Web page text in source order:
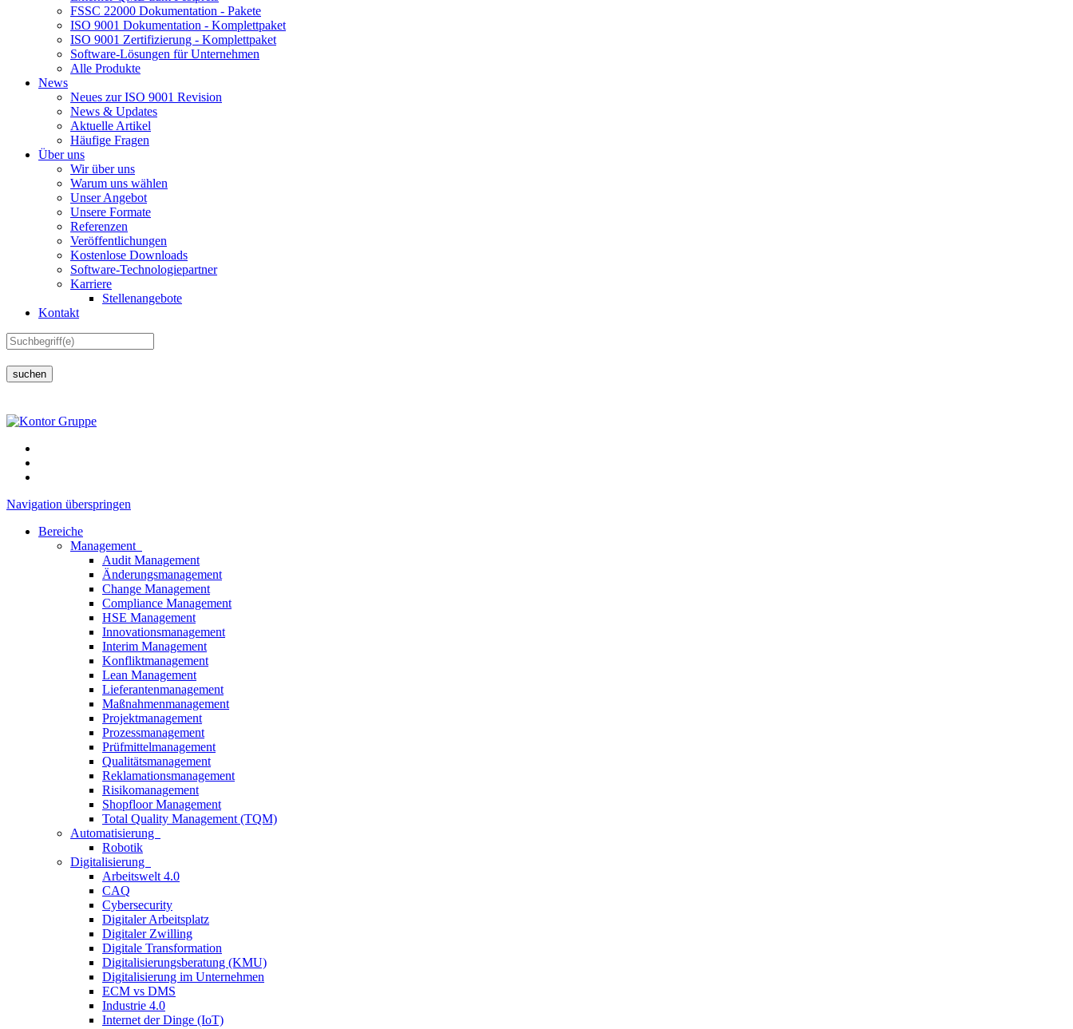
FSSC 22000 Dokumentation - Pakete
ISO 9001 Dokumentation - Komplettpaket
ISO 9001 Zertifizierung - Komplettpaket
Software-Lösungen für Unternehmen
Alle Produkte
News
Neues zur ISO 9001 Revision
News & Updates
Aktuelle Artikel
Häufige Fragen
Über uns
Wir über uns
Warum uns wählen
Unser Angebot
Unsere Formate
Referenzen
Veröffentlichungen
Kostenlose Downloads
Software-Technologiepartner
Karriere
Stellenangebote
Kontakt
suchen
Navigation überspringen
Bereiche
Management
Audit Management
Änderungsmanagement
Change Management
Compliance Management
HSE Management
Innovationsmanagement
Interim Management
Konfliktmanagement
Lean Management
Lieferantenmanagement
Maßnahmenmanagement
Projektmanagement
Prozessmanagement
Prüfmittelmanagement
Qualitätsmanagement
Reklamationsmanagement
Risikomanagement
Shopfloor Management
Total Quality Management (TQM)
Automatisierung
Robotik
Digitalisierung
Arbeitswelt 4.0
CAQ
Cybersecurity
Digitaler Arbeitsplatz
Digitaler Zwilling
Digitale Transformation
Digitalisierungsberatung (KMU)
Digitalisierung im Unternehmen
ECM vs DMS
Industrie 4.0
Internet der Dinge (IoT)